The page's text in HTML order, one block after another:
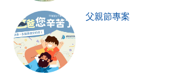
父親節專案